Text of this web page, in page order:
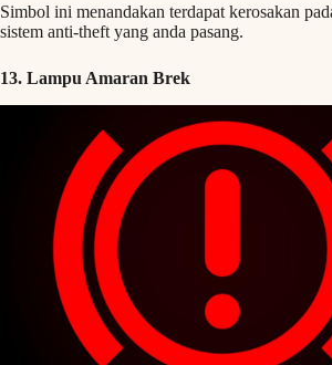
Simbol ini menandakan terdapat kerosakan
sistem anti-theft yang anda pasang.
13. Lampu Amaran Brek